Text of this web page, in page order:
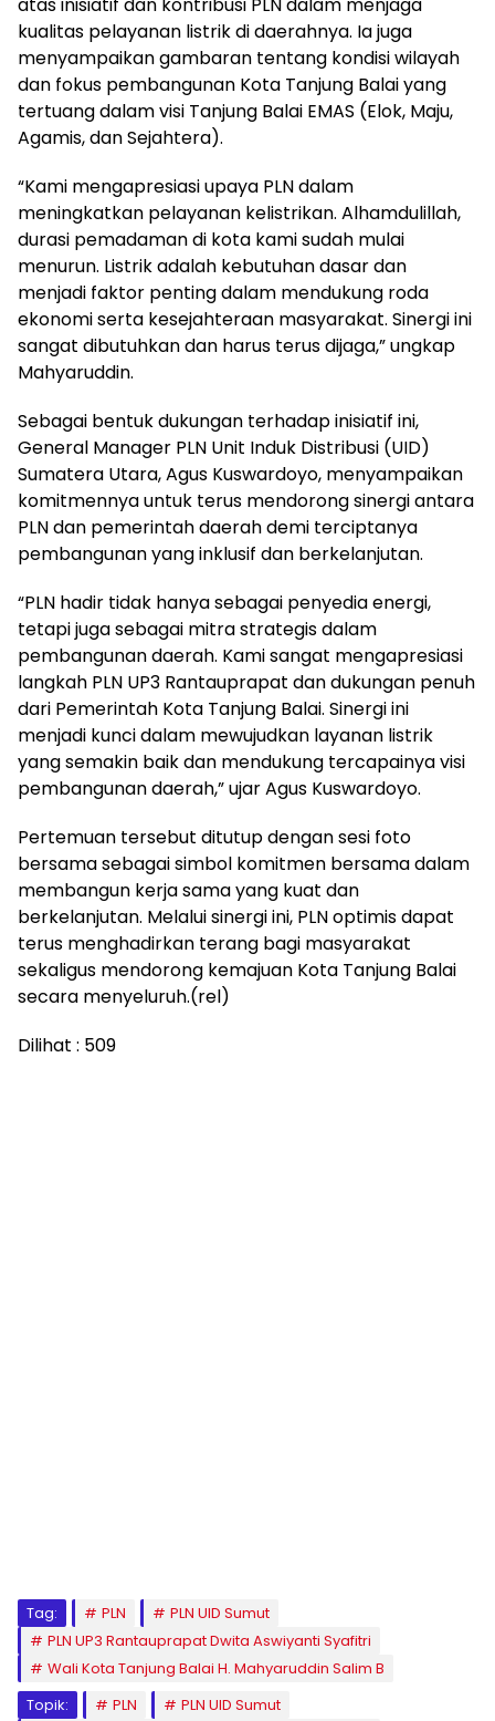
kualitas pelayanan listrik di daerahnya. Ia juga
menyampaikan gambaran tentang kondisi wilayah
dan fokus pembangunan Kota Tanjung Balai yang
tertuang dalam visi Tanjung Balai EMAS (Elok, Maju,
Agamis, dan Sejahtera).
“Kami mengapresiasi upaya PLN dalam
meningkatkan pelayanan kelistrikan. Alhamdulillah,
durasi pemadaman di kota kami sudah mulai
menurun. Listrik adalah kebutuhan dasar dan
menjadi faktor penting dalam mendukung roda
ekonomi serta kesejahteraan masyarakat. Sinergi ini
sangat dibutuhkan dan harus terus dijaga,” ungkap
Mahyaruddin.
Sebagai bentuk dukungan terhadap inisiatif ini,
General Manager PLN Unit Induk Distribusi (UID)
Sumatera Utara, Agus Kuswardoyo, menyampaikan
komitmennya untuk terus mendorong sinergi antara
PLN dan pemerintah daerah demi terciptanya
pembangunan yang inklusif dan berkelanjutan.
“PLN hadir tidak hanya sebagai penyedia energi,
tetapi juga sebagai mitra strategis dalam
pembangunan daerah. Kami sangat mengapresiasi
langkah PLN UP3 Rantauprapat dan dukungan penuh
dari Pemerintah Kota Tanjung Balai. Sinergi ini
menjadi kunci dalam mewujudkan layanan listrik
yang semakin baik dan mendukung tercapainya visi
pembangunan daerah,” ujar Agus Kuswardoyo.
Pertemuan tersebut ditutup dengan sesi foto
bersama sebagai simbol komitmen bersama dalam
membangun kerja sama yang kuat dan
berkelanjutan. Melalui sinergi ini, PLN optimis dapat
terus menghadirkan terang bagi masyarakat
sekaligus mendorong kemajuan Kota Tanjung Balai
secara menyeluruh.(rel)
Dilihat : 509
Tag: PLN
PLN UID Sumut
PLN UP3 Rantauprapat Dwita Aswiyanti Syafitri
Wali Kota Tanjung Balai H. Mahyaruddin Salim B
Topik:
PLN
PLN UID Sumut